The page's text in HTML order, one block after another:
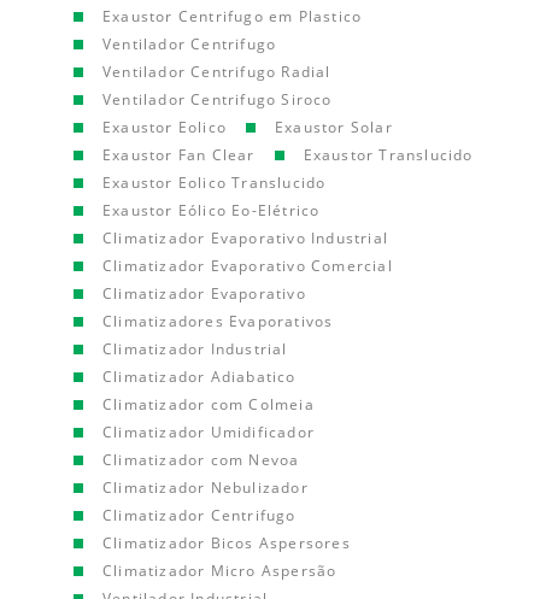
Exaustor Centrifugo em Plastico
Ventilador Centrifugo
Ventilador Centrifugo Radial
Ventilador Centrifugo Siroco
Exaustor Eolico
Exaustor Solar
Exaustor Fan Clear
Exaustor Translucido
Exaustor Eolico Translucido
Exaustor Eólico Eo-Elétrico
Climatizador Evaporativo Industrial
Climatizador Evaporativo Comercial
Climatizador Evaporativo
Climatizadores Evaporativos
Climatizador Industrial
Climatizador Adiabatico
Climatizador com Colmeia
Climatizador Umidificador
Climatizador com Nevoa
Climatizador Nebulizador
Climatizador Centrifugo
Climatizador Bicos Aspersores
Climatizador Micro Aspersão